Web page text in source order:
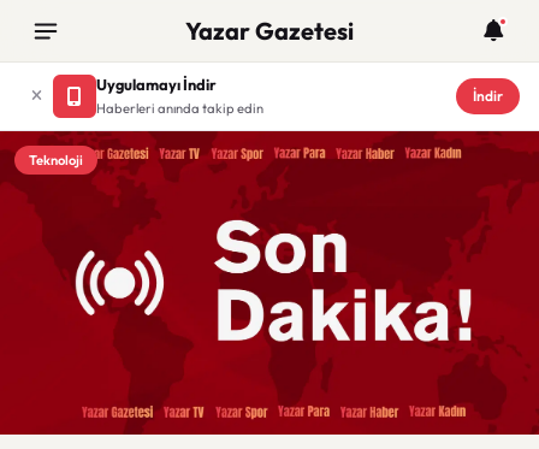
Yazar Gazetesi
Uygulamayı İndir
Haberleri anında takip edin
İndir
Teknoloji